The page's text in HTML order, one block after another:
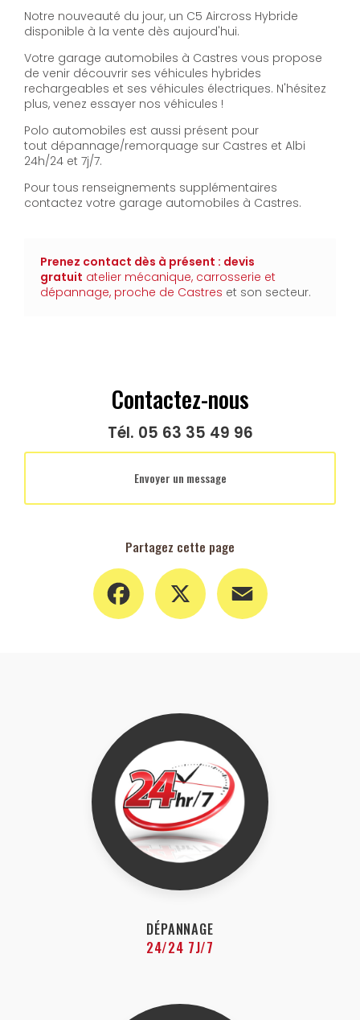
Notre nouveauté du jour, un C5 Aircross Hybride
disponible à la vente dès aujourd'hui.
Votre garage automobiles à Castres vous propose
de venir découvrir ses véhicules hybrides
rechargeables et ses véhicules électriques. N'hésitez
plus, venez essayer nos véhicules !
Polo automobiles est aussi présent pour
tout dépannage/remorquage sur Castres et Albi
24h/24 et 7j/7.
Pour tous renseignements supplémentaires
contactez votre garage automobiles à Castres.
Prenez contact dès à présent : devis
gratuit atelier mécanique, carrosserie et
dépannage, proche de Castres et son secteur.
Contactez-nous
Tél. 05 63 35 49 96
Envoyer un message
Partagez cette page
Facebook
DÉPANNAGE
24/24 7J/7